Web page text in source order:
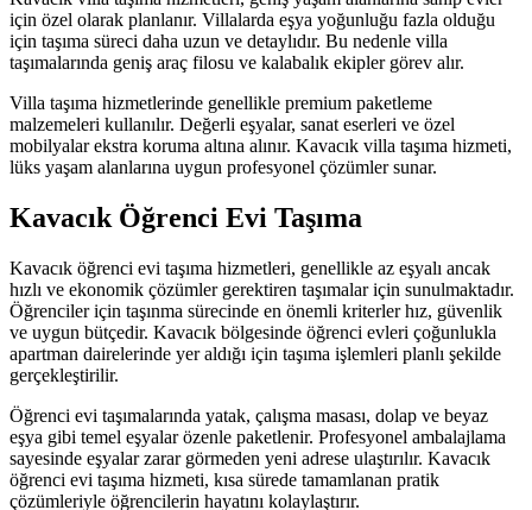
için özel olarak planlanır. Villalarda eşya yoğunluğu fazla olduğu
için taşıma süreci daha uzun ve detaylıdır. Bu nedenle villa
taşımalarında geniş araç filosu ve kalabalık ekipler görev alır.
Villa taşıma hizmetlerinde genellikle premium paketleme
malzemeleri kullanılır. Değerli eşyalar, sanat eserleri ve özel
mobilyalar ekstra koruma altına alınır. Kavacık villa taşıma hizmeti,
lüks yaşam alanlarına uygun profesyonel çözümler sunar.
Kavacık Öğrenci Evi Taşıma
Kavacık öğrenci evi taşıma hizmetleri, genellikle az eşyalı ancak
hızlı ve ekonomik çözümler gerektiren taşımalar için sunulmaktadır.
Öğrenciler için taşınma sürecinde en önemli kriterler hız, güvenlik
ve uygun bütçedir. Kavacık bölgesinde öğrenci evleri çoğunlukla
apartman dairelerinde yer aldığı için taşıma işlemleri planlı şekilde
gerçekleştirilir.
Öğrenci evi taşımalarında yatak, çalışma masası, dolap ve beyaz
eşya gibi temel eşyalar özenle paketlenir. Profesyonel ambalajlama
sayesinde eşyalar zarar görmeden yeni adrese ulaştırılır. Kavacık
öğrenci evi taşıma hizmeti, kısa sürede tamamlanan pratik
çözümleriyle öğrencilerin hayatını kolaylaştırır.